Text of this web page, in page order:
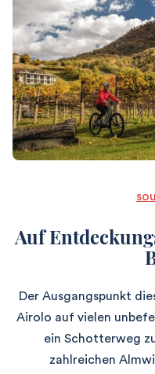
Auf
Der Ausgangspunkt
Airolo auf vielen
ein Schotterweg
zahlreichen